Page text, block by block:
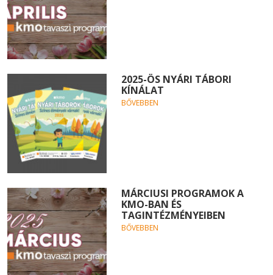
2025-ÖS NYÁRI TÁBORI
KÍNÁLAT
BŐVEBBEN
MÁRCIUSI PROGRAMOK A
KMO-BAN ÉS
TAGINTÉZMÉNYEIBEN
BŐVEBBEN